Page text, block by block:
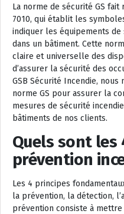
La norme de sécurité GS fait
7010, qui établit les
indiquer les équipements
dans un bâtiment. Cette
claire et universelle des
d’assurer la sécurité des
GSB Sécurité Incendie,
norme GS pour assurer la
mesures de sécurité
bâtiments de nos clients.
Quels sont les
prévention
Les 4 principes
la prévention, la détection,
prévention consiste à